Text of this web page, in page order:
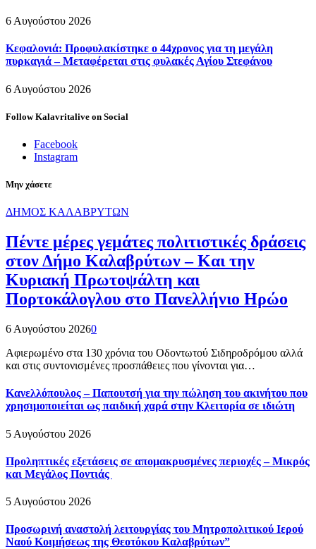
6 Αυγούστου 2026
Κεφαλονιά: Προφυλακίστηκε ο 44χρονος για τη μεγάλη
πυρκαγιά – Μεταφέρεται στις φυλακές Αγίου Στεφάνου
6 Αυγούστου 2026
Follow Kalavritalive on Social
Facebook
Instagram
Μην χάσετε
ΔΗΜΟΣ ΚΑΛΑΒΡΥΤΩΝ
Πέντε μέρες γεμάτες πολιτιστικές δράσεις
στον Δήμο Καλαβρύτων – Και την
Κυριακή Πρωτοψάλτη και
Πορτοκάλογλου στο Πανελλήνιο Ηρώο
6 Αυγούστου 20260
Αφιερωμένο στα 130 χρόνια του Οδοντωτού Σιδηροδρόμου αλλά
και στις συντονισμένες προσπάθειες που γίνονται για…
Κανελλόπουλος – Παπουτσή για την πώληση του ακινήτου που
χρησιμοποιείται ως παιδική χαρά στην Κλειτορία σε ιδιώτη
5 Αυγούστου 2026
Προληπτικές εξετάσεις σε απομακρυσμένες περιοχές – Μικρός
και Μεγάλος Ποντιάς
5 Αυγούστου 2026
Προσωρινή αναστολή λειτουργίας του Μητροπολιτικού Ιερού
Ναού Κοιμήσεως της Θεοτόκου Καλαβρύτων”